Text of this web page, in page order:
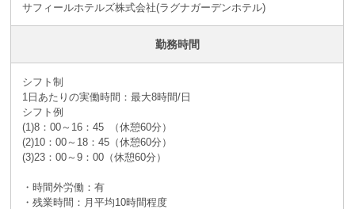
サフィールホテルズ株式会社(ラグナガーデンホテル)
勤務時間
シフト制
1日あたりの実働時間：最大8時間/日
シフト例
(1)8：00～16：45 （休憩60分）
(2)10：00～18：45（休憩60分）
(3)23：00～9：00（休憩60分）
・時間外労働：有
・残業時間：月平均10時間程度